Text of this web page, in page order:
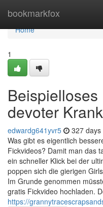
bookmarkfox
Home
Home
1
devoter
edwardg641yvr5 327 days
Was gibt es eigentlich
Fickvideos? Damit man das
ein schneller Klick bei der
poppen sich die gierigen
Im Grunde genommen
gratis Fickvideo hochladen.
https://